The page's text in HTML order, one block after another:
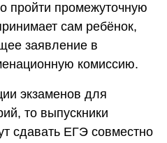
пройти промежуточную
сам ребёнок,
заявление в
комиссию.
экзаменов для
то выпускники
сдавать ЕГЭ совместно